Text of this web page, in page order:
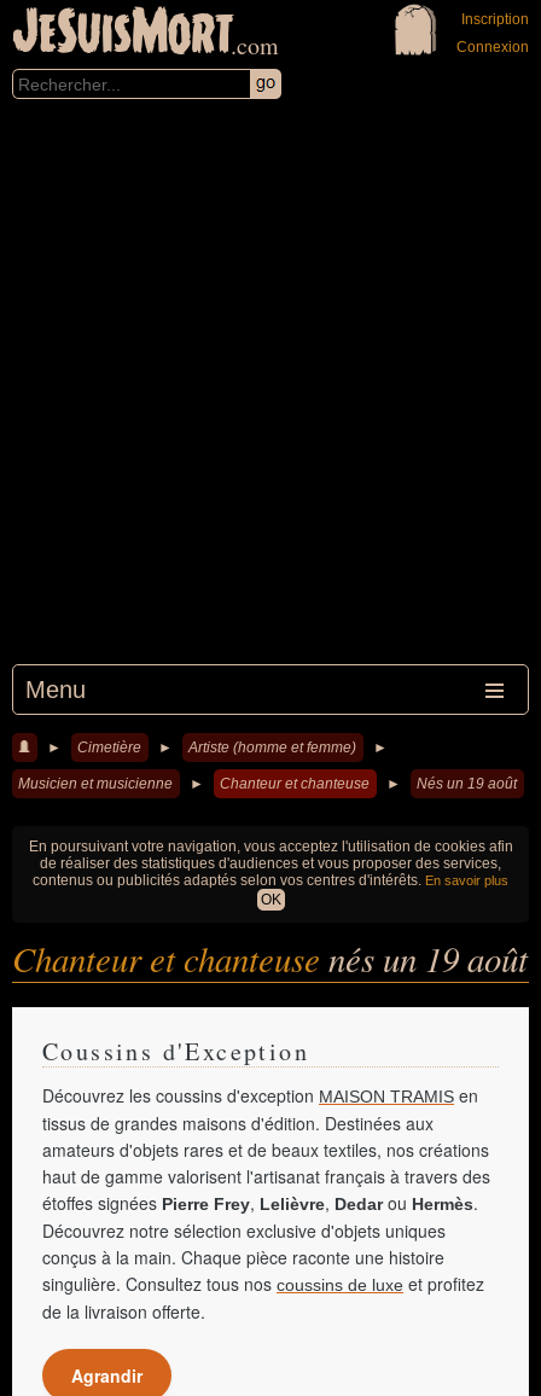
JeSuisMort.com
Menu
Inscription
Connexion
► Cimetière ► Artiste (homme et femme) ►
Musicien et musicienne ► Chanteur et chanteuse ► Nés un 19 août
En poursuivant votre navigation, vous acceptez l'utilisation de cookies afin
de réaliser des statistiques d'audiences et vous proposer des services,
contenus ou publicités adaptés selon vos centres d'intérêts. En savoir plus
OK
Chanteur et chanteuse nés un 19 août
Coussins d'Exception
Découvrez les coussins d'exception MAISON TRAMIS en
tissus de grandes maisons d'édition. Destinées aux
amateurs d'objets rares et de beaux textiles, nos créations
haut de gamme valorisent l'artisanat français à travers des
étoffes signées Pierre Frey, Lelièvre, Dedarou Hermès.
Découvrez notre sélection exclusive d'objets uniques
conçus à la main. Chaque pièce raconte une histoire
singulière. Consultez tous nos coussins de luxe et profitez
de la livraison offerte.
Agrandir